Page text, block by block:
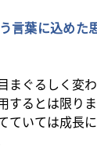
言葉に込めた
まぐるしく変
するとは限り
ていては成長